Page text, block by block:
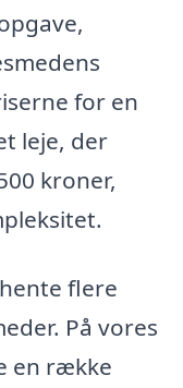
for en
leje, der
kroner,
flere
På vores
en række